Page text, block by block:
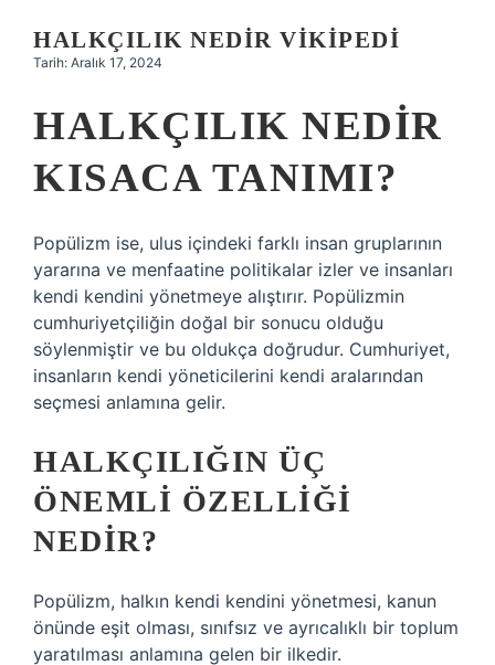
HALKÇILIK NEDIR VIKIPEDI
Tarih: Aralık 17, 2024
HALKÇILIK NEDIR
KISACA TANIMI?
Popülizm ise, ulus içindeki farklı insan gruplarının
yararına ve menfaatine politikalar izler ve insanları
kendi kendini yönetmeye alıştırır. Popülizmin
cumhuriyetçiliğin doğal bir sonucu olduğu
söylenmiştir ve bu oldukça doğrudur. Cumhuriyet,
insanların kendi yöneticilerini kendi aralarından
seçmesi anlamına gelir.
HALKÇILIĞIN ÜÇ
ÖNEMLI ÖZELLIĞI
NEDIR?
Popülizm, halkın kendi kendini yönetmesi, kanun
önünde eşit olması, sınıfsız ve ayrıcalıklı bir toplum
yaratılması anlamına gelen bir ilkedir.